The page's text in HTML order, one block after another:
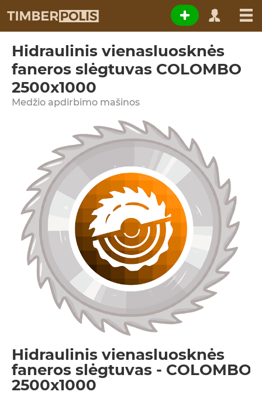
Hidraulinis vienasluosknės
faneros slėgtuvas COLOMBO
2500x1000
Medžio apdirbimo mašinos
Hidraulinis vienasluosknės
faneros slėgtuvas - COLOMBO
2500x1000